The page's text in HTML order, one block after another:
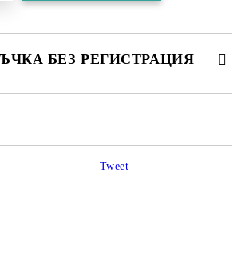
БЕЗ РЕГИСТРАЦИЯ
Tweet